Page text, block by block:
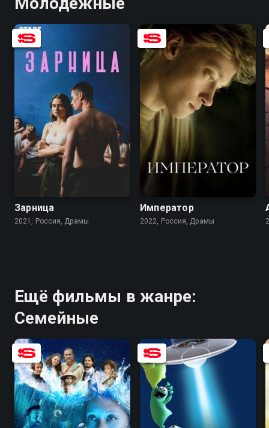
5.6 8.1
Зарница
2021, Россия, Драмы
6.1 7.0
Император
2022, Россия, Драмы
Ещё фильмы в жанре:
Семейные